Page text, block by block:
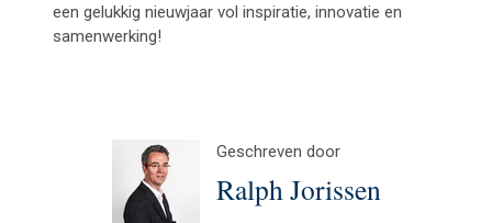
een gelukkig nieuwjaar vol inspiratie, innovatie en
samenwerking!
Geschreven door
Ralph Jorissen